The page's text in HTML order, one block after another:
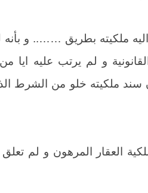
ملكيته بطريق …….. و
و لم يرتب عليه ايا
سند ملكيته خلو من الشرط
العقار المرهون و لم تعلق